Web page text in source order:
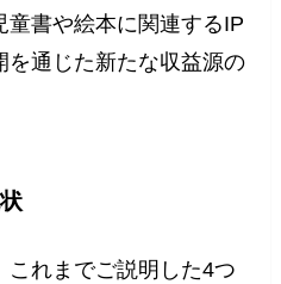
童書や絵本に関連するIP
を通じた新たな収益源の
これまでご説明した4つ